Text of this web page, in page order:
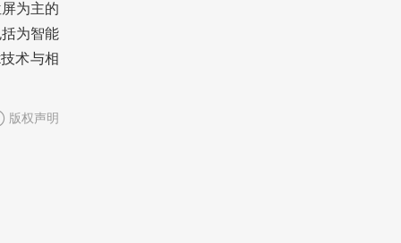
为主的
为智能
术与相
版权声明